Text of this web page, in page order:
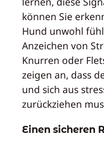
können Sie
Hund unwohl
Anzeichen von
Knurren oder
zeigen an, dass
und sich aus
zurückziehen
Einen sicheren